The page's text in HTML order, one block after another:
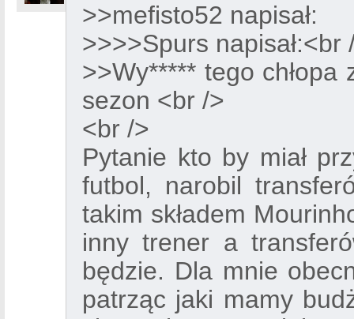
>>mefisto52 napisał:
>>>>Spurs napisał:<br
>>Wy***** tego
sezon <br />
<br />
Pytanie kto by miał
futbol, narobil
takim składem
inny trener a
będzie. Dla mnie
patrząc jaki mamy